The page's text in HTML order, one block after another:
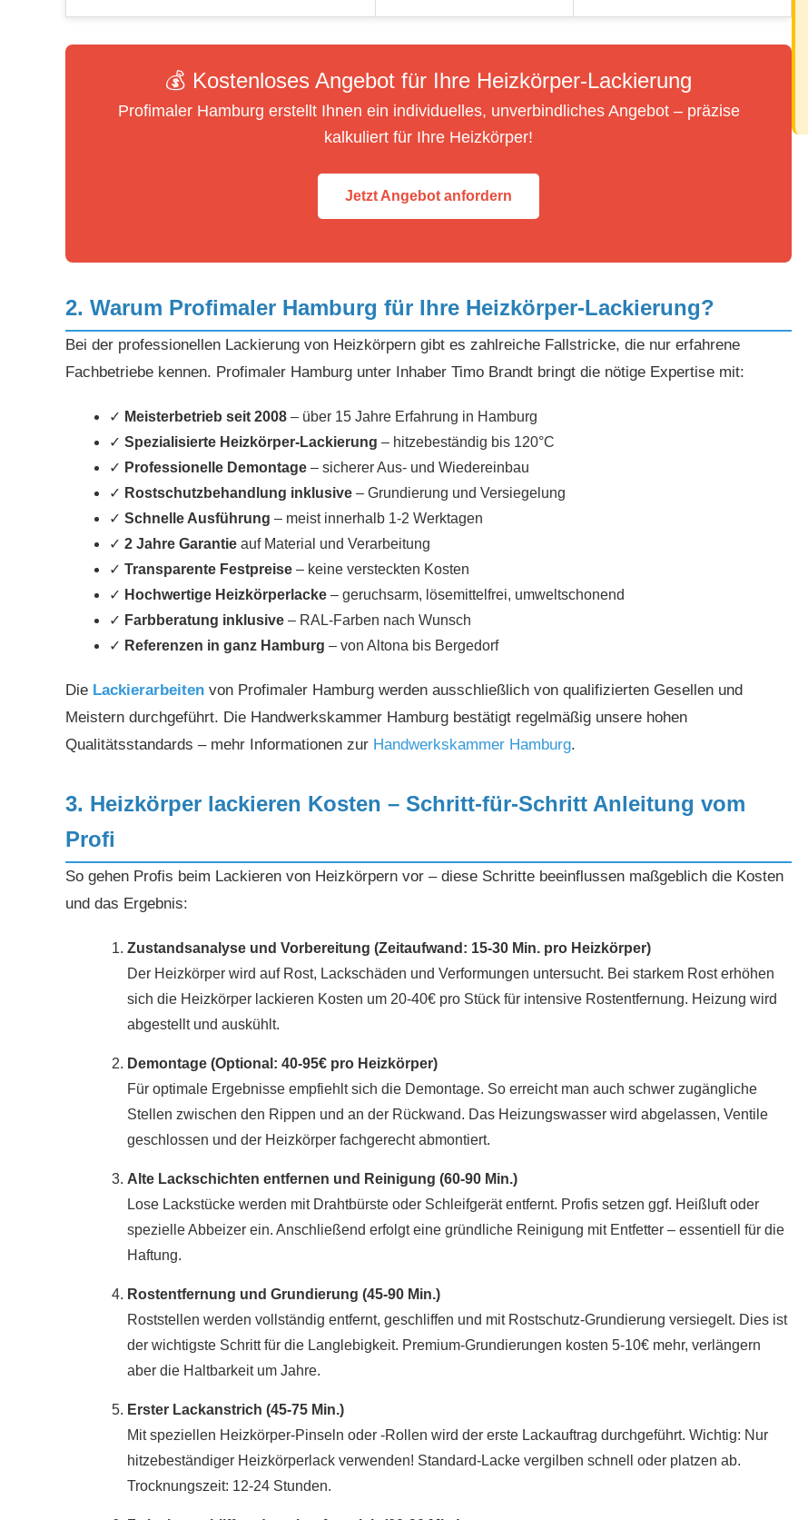
💰 Kostenloses Angebot für Ihre Heizkörper-Lackierung
Profimaler Hamburg erstellt Ihnen ein individuelles, unverbindliches Angebot – präzise
kalkuliert für Ihre Heizkörper!
Jetzt Angebot anfordern
2. Warum Profimaler Hamburg für Ihre Heizkörper-Lackierung?
Bei der professionellen Lackierung von Heizkörpern gibt es zahlreiche Fallstricke, die nur erfahrene
Fachbetriebe kennen. Profimaler Hamburg unter Inhaber Timo Brandt bringt die nötige Expertise mit:
✓ Meisterbetrieb seit 2008 – über 15 Jahre Erfahrung in Hamburg
✓ Spezialisierte Heizkörper-Lackierung – hitzebeständig bis 120°C
✓ Professionelle Demontage – sicherer Aus- und Wiedereinbau
✓ Rostschutzbehandlung inklusive – Grundierung und Versiegelung
✓ Schnelle Ausführung – meist innerhalb 1-2 Werktagen
✓ 2 Jahre Garantie auf Material und Verarbeitung
✓ Transparente Festpreise – keine versteckten Kosten
✓ Hochwertige Heizkörperlacke – geruchsarm, lösemittelfrei, umweltschonend
✓ Farbberatung inklusive – RAL-Farben nach Wunsch
✓ Referenzen in ganz Hamburg – von Altona bis Bergedorf
Die Lackierarbeiten von Profimaler Hamburg werden ausschließlich von qualifizierten Gesellen und
Meistern durchgeführt. Die Handwerkskammer Hamburg bestätigt regelmäßig unsere hohen
Qualitätsstandards – mehr Informationen zur Handwerkskammer Hamburg.
3. Heizkörper lackieren Kosten – Schritt-für-Schritt Anleitung vom
Profi
So gehen Profis beim Lackieren von Heizkörpern vor – diese Schritte beeinflussen maßgeblich die Kosten
und das Ergebnis:
Zustandsanalyse und Vorbereitung (Zeitaufwand: 15-30 Min. pro Heizkörper)
Der Heizkörper wird auf Rost, Lackschäden und Verformungen untersucht. Bei starkem Rost erhöhen
sich die Heizkörper lackieren Kosten um 20-40€ pro Stück für intensive Rostentfernung. Heizung wird
abgestellt und auskühlt.
Demontage (Optional: 40-95€ pro Heizkörper)
Für optimale Ergebnisse empfiehlt sich die Demontage. So erreicht man auch schwer zugängliche
Stellen zwischen den Rippen und an der Rückwand. Das Heizungswasser wird abgelassen, Ventile
geschlossen und der Heizkörper fachgerecht abmontiert.
Alte Lackschichten entfernen und Reinigung (60-90 Min.)
Lose Lackstücke werden mit Drahtbürste oder Schleifgerät entfernt. Profis setzen ggf. Heißluft oder
spezielle Abbeizer ein. Anschließend erfolgt eine gründliche Reinigung mit Entfetter – essentiell für die
Haftung.
Rostentfernung und Grundierung (45-90 Min.)
Roststellen werden vollständig entfernt, geschliffen und mit Rostschutz-Grundierung versiegelt. Dies ist
der wichtigste Schritt für die Langlebigkeit. Premium-Grundierungen kosten 5-10€ mehr, verlängern
aber die Haltbarkeit um Jahre.
Erster Lackanstrich (45-75 Min.)
Mit speziellen Heizkörper-Pinseln oder -Rollen wird der erste Lackauftrag durchgeführt. Wichtig: Nur
hitzebeständiger Heizkörperlack verwenden! Standard-Lacke vergilben schnell oder platzen ab.
Trocknungszeit: 12-24 Stunden.